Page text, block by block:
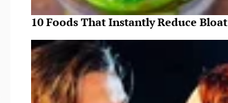
10 Foods That Instantly Reduce Bloat